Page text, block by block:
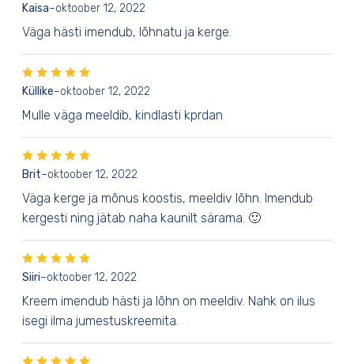
Kaisa–oktoober 12, 2022
Väga hästi imendub, lõhnatu ja kerge.
Küllike–oktoober 12, 2022
Mulle väga meeldib, kindlasti kprdan
Brit–oktoober 12, 2022
Väga kerge ja mõnus koostis, meeldiv lõhn. Imendub
kergesti ning jätab naha kaunilt särama. 🙂
Siiri–oktoober 12, 2022
Kreem imendub hästi ja lõhn on meeldiv. Nahk on ilus
isegi ilma jumestuskreemita.